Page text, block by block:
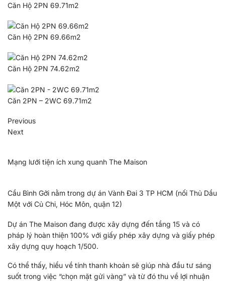
Căn Hộ 2PN 69.71m2
Căn Hộ 2PN 69.66m2
Căn Hộ 2PN 74.62m2
Căn 2PN – 2WC 69.71m2
Previous
Next
Mạng lưới tiện ích xung quanh The Maison
Cầu Bình Gởi nằm trong dự án Vành Đai 3 TP HCM (nối Thủ Dầu
Một với Củ Chi, Hóc Môn, quận 12)
Dự án The Maison đang được xây dựng đến tầng 15 và có
pháp lý hoàn thiện 100% với giấy phép xây dựng và giấy phép
xây dựng quy hoạch 1/500.
Có thể thấy, hiểu về tính thanh khoản sẽ giúp nhà đầu tư sáng
suốt trong việc “chọn mặt gửi vàng” và từ đó thu về lợi nhuận